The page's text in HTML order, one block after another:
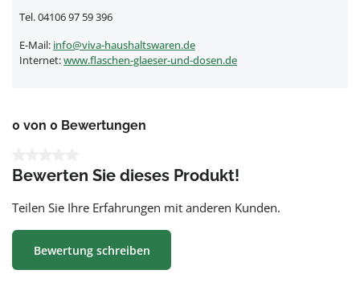
Tel. 04106 97 59 396
E-Mail: info@viva-haushaltswaren.de
Internet:www.flaschen-glaeser-und-dosen.de
0 von 0 Bewertungen
Bewerten Sie dieses Produkt!
Teilen Sie Ihre Erfahrungen mit anderen Kunden.
Bewertung schreiben